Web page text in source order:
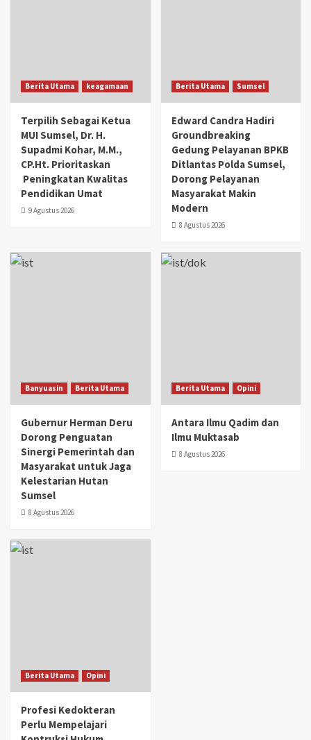
Berita Utama keagamaan
Terpilih Sebagai Ketua
MUI Sumsel, Dr. H.
Supadmi Kohar, M.M.,
CP.Ht. Prioritaskan
Peningkatan Kwalitas
Pendidikan Umat
9 Agustus 2026
Berita Utama Sumsel
Edward Candra Hadiri
Groundbreaking
Gedung Pelayanan BPKB
Ditlantas Polda Sumsel,
Dorong Pelayanan
Masyarakat Makin
Modern
8 Agustus 2026
Banyuasin Berita Utama
Gubernur Herman Deru
Dorong Penguatan
Sinergi Pemerintah dan
Masyarakat untuk Jaga
Kelestarian Hutan
Sumsel
8 Agustus 2026
Berita Utama Opini
Antara Ilmu Qadim dan
Ilmu Muktasab
8 Agustus 2026
Berita Utama Opini
Profesi Kedokteran
Perlu Mempelajari